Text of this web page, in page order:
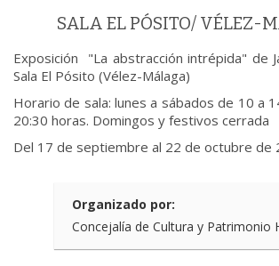
SALA EL PÓSITO/ VÉLEZ-
Exposición "La abstracción intrépida" de
Sala El Pósito (Vélez-Málaga)
Horario de sala: lunes a sábados de 10 a
20:30 horas. Domingos y festivos cerrada
Del 17 de septiembre al 22 de octubre de
Organizado por:
Concejalía de Cultura y Patrimonio